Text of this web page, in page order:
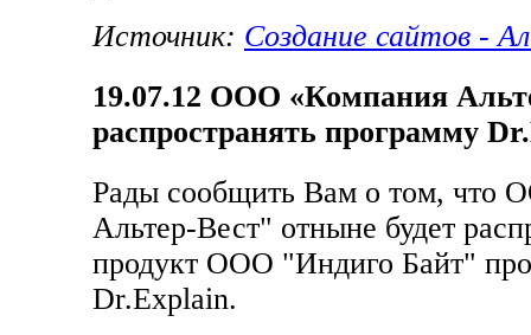
Источник: Создание сайтов -
19.07.12 ООО «Компания
распространять программу
Рады сообщить Вам о том, что
Альтер-Вест" отныне будет
продукт ООО "Индиго Байт"
Dr.Explain.